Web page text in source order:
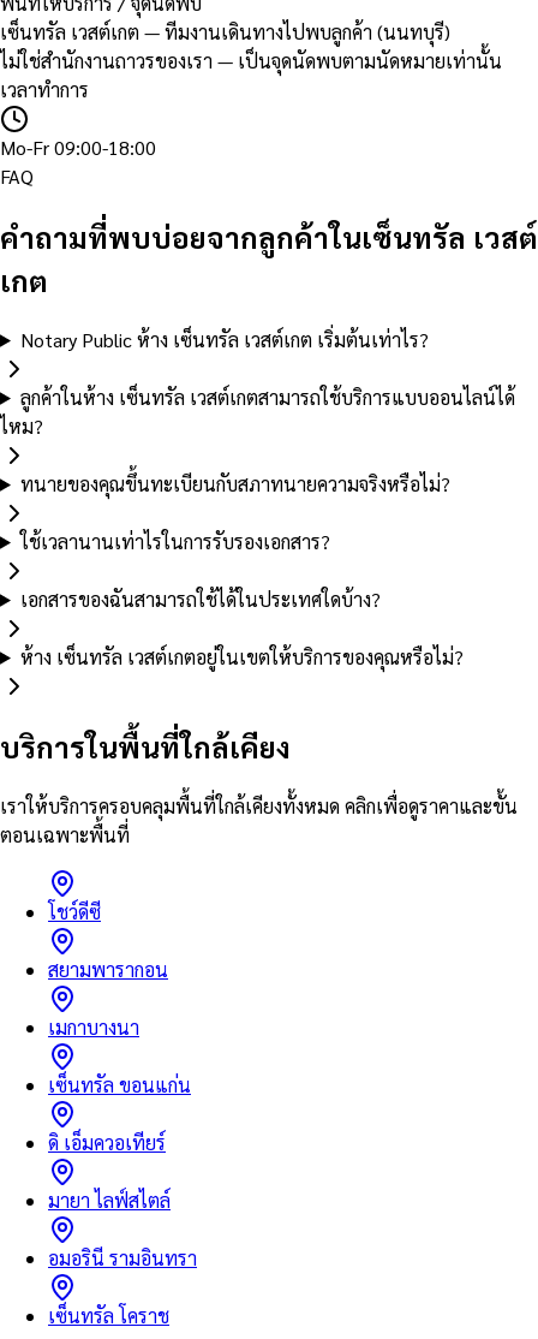
เซ็นทรัล เวสต์เกต — ทีมงานเดินทางไปพบลูกค้า (นนทบุรี)
ไม่ใช่สำนักงานถาวรของเรา — เป็นจุดนัดพบตามนัดหมายเท่านั้น
เวลาทำการ
Mo-Fr 09:00-18:00
FAQ
คำถามที่พบบ่อยจากลูกค้าในเซ็นทรัล เวสต์
เกต
Notary Public ห้าง เซ็นทรัล เวสต์เกต เริ่มต้นเท่าไร?
ลูกค้าในห้าง เซ็นทรัล เวสต์เกตสามารถใช้บริการแบบออนไลน์ได้
ไหม?
ทนายของคุณขึ้นทะเบียนกับสภาทนายความจริงหรือไม่?
ใช้เวลานานเท่าไรในการรับรองเอกสาร?
เอกสารของฉันสามารถใช้ได้ในประเทศใดบ้าง?
ห้าง เซ็นทรัล เวสต์เกตอยู่ในเขตให้บริการของคุณหรือไม่?
บริการในพื้นที่ใกล้เคียง
เราให้บริการครอบคลุมพื้นที่ใกล้เคียงทั้งหมด คลิกเพื่อดูราคาและขั้น
ตอนเฉพาะพื้นที่
โชว์ดีซี
สยามพารากอน
เมกาบางนา
เซ็นทรัล ขอนแก่น
ดิ เอ็มควอเทียร์
มายา ไลฟ์สไตล์
อมอรินี รามอินทรา
เซ็นทรัล โคราช